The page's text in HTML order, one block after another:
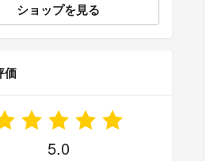
ショップを見る
価
5.0